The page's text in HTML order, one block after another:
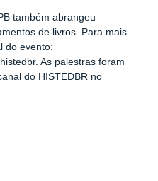
também abrangeu
de livros. Para mais
do evento:
As palestras foram
do HISTEDBR no